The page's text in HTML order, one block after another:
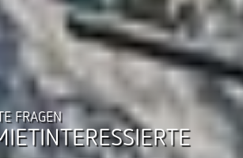
FRAGEN